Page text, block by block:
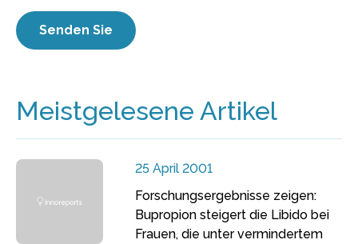
Meistgelesene Artikel
25 April 2001
Forschungsergebnisse zeigen:
Bupropion steigert die Libido bei
Frauen, die unter vermindertem